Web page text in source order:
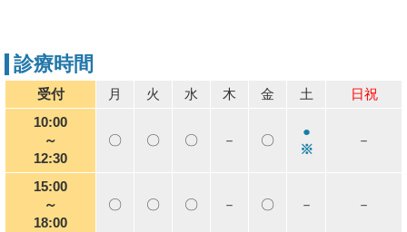
診療時間
受付 月 火 水 木 金 土
日祝
10:00
～
12:30
〇 〇 〇 － 〇
●
※
－
15:00
～
18:00
〇 〇 〇 － 〇 － －